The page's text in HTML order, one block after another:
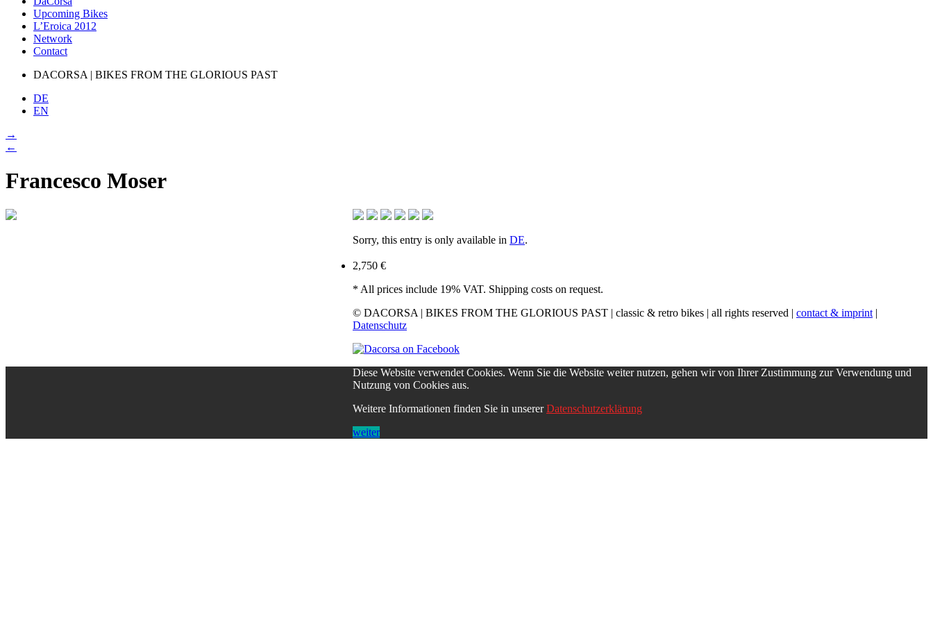
Upcoming Bikes
L’Eroica 2012
Network
Contact
DACORSA | BIKES FROM THE GLORIOUS PAST
DE
EN
→
←
Francesco Moser
Sorry, this entry is only available in DE.
2,750 €
* All prices include 19% VAT. Shipping costs on request.
© DACORSA | BIKES FROM THE GLORIOUS PAST | classic & retro bikes | all rights reserved | contact & imprint |
Datenschutz
Diese Website verwendet Cookies. Wenn Sie die Website weiter nutzen, gehen wir von Ihrer Zustimmung zur Verwendung und
Nutzung von Cookies aus.
Weitere Informationen finden Sie in unsererDatenschutzerklärung
weiter